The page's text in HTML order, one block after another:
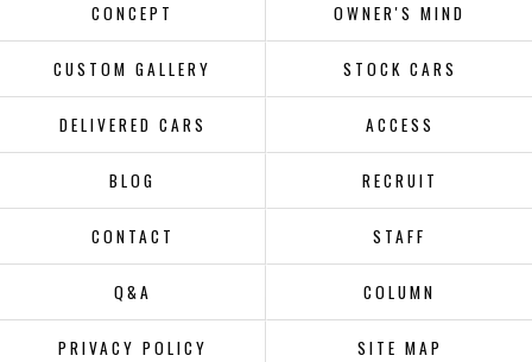
CONCEPT OWNER'S MIND
CUSTOM GALLERY STOCK CARS
DELIVERED CARS ACCESS
BLOG RECRUIT
CONTACT STAFF
Q&A COLUMN
PRIVACY POLICY SITE MAP